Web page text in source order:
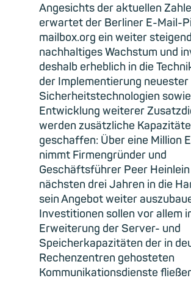
Angesichts der aktuellen
erwartet der Berliner E-Mail-
mailbox.org ein weiter
nachhaltiges Wachstum und
deshalb erheblich in die
der Implementierung neuester
Sicherheitstechnologien
Entwicklung weiterer
werden zusätzliche
geschaffen: Über eine Million
nimmt Firmengründer und
Geschäftsführer Peer Heinlein
nächsten drei Jahren in die
sein Angebot weiter
Investitionen sollen vor allem
Erweiterung der Server- und
Speicherkapazitäten der in
Rechenzentren gehosteten
Kommunikationsdienste